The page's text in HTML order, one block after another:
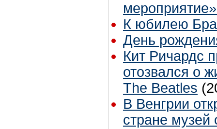
К юбилею
День
Кит Ричардс
отозвался о
The Beatles
В Венгрии
стране музей